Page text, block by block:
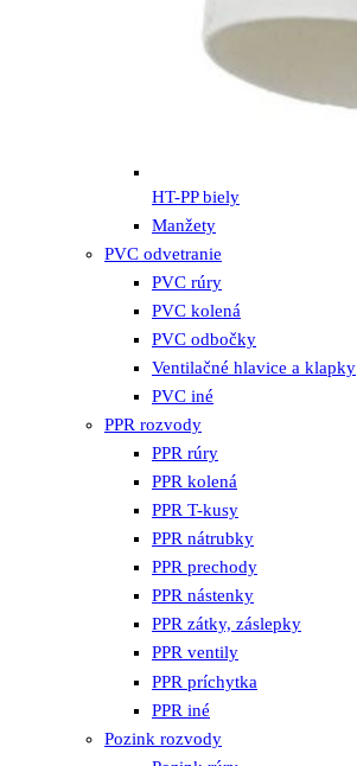
HT-PP biely
Manžety
PVC odvetranie
PVC rúry
PVC kolená
PVC odbočky
Ventilačné hlavice a klapky
PVC iné
PPR rozvody
PPR rúry
PPR kolená
PPR T-kusy
PPR nátrubky
PPR prechody
PPR nástenky
PPR zátky, záslepky
PPR ventily
PPR príchytka
PPR iné
Pozink rozvody